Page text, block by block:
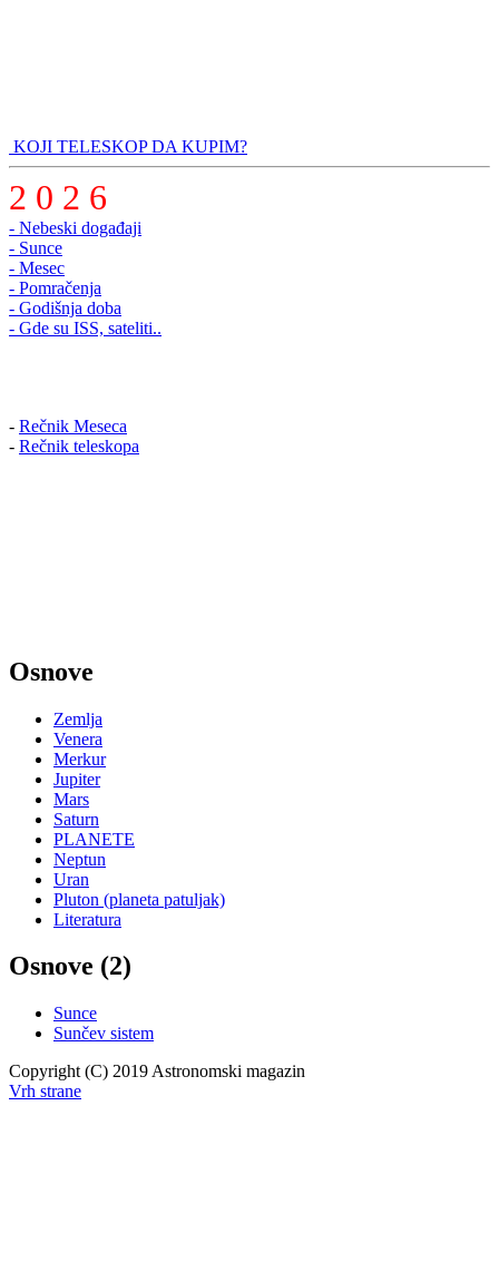
KOJI TELESKOP DA KUPIM?
2 0 2 6
- Nebeski događaji
- Sunce
- Mesec
- Pomračenja
- Godišnja doba
- Gde su ISS, sateliti..
- Rečnik Meseca
- Rečnik teleskopa
Osnove
Zemlja
Venera
Merkur
Jupiter
Mars
Saturn
PLANETE
Neptun
Uran
Pluton (planeta patuljak)
Literatura
Osnove (2)
Sunce
Sunčev sistem
Copyright (C) 2019 Astronomski magazin
Vrh strane